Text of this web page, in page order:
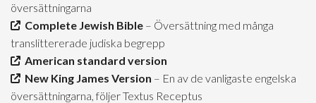
översättningarna
Complete Jewish Bible – Översättning med många
translittererade judiska begrepp
American standard version
New King James Version – En av de vanligaste engelska
översättningarna, följer Textus Receptus